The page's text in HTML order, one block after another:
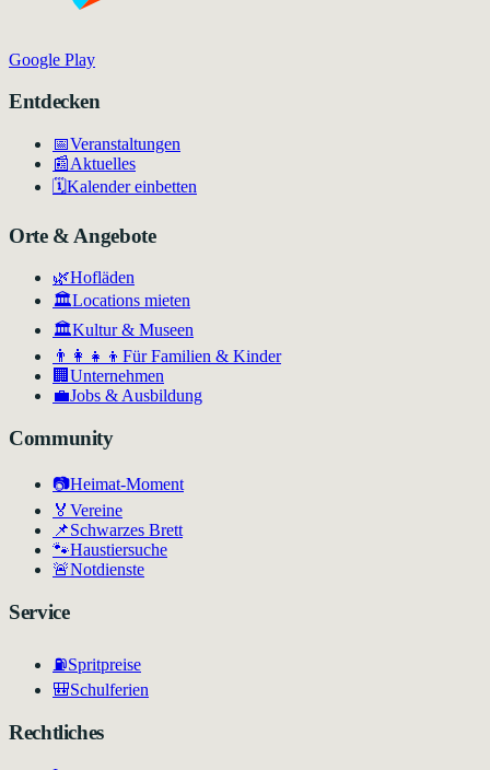
Google Play
Entdecken
📅Veranstaltungen
📰Aktuelles
🗓️Kalender einbetten
Orte & Angebote
🌿Hofläden
🏛️Locations mieten
🏛Kultur & Museen
👨‍👩‍👧‍👦 Für Familien & Kinder
🏢 Unternehmen
💼Jobs & Ausbildung
Community
📷Heimat-Moment
🏅 Vereine
📌Schwarzes Brett
🐾Haustiersuche
🚨Notdienste
Service
⛽Spritpreise
🎒Schulferien
Rechtliches